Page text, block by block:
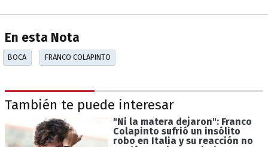
En esta Nota
BOCA FRANCO COLAPINTO
También te puede interesar
"Ni la matera dejaron": Franco
Colapinto sufrió un insólito
robo en Italia y su reacción no